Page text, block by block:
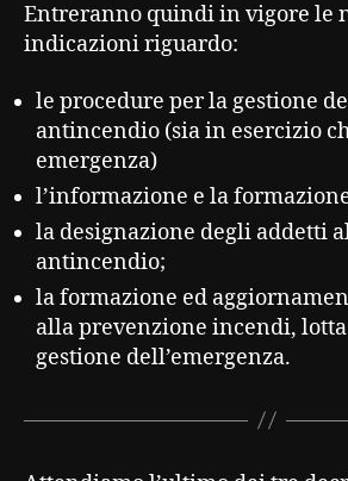
Entreranno quindi in vigore le
indicazioni riguardo:
le procedure per la gestione
antincendio (sia in esercizio
emergenza)
l’informazione e la
la designazione degli addetti
antincendio;
la formazione ed
alla prevenzione incendi,
gestione dell’emergenza.